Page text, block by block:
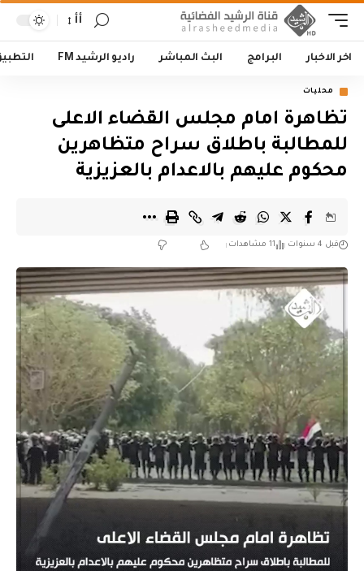
أأ
اخر الاخبار البرامج البث المباشر راديو الرشيد FM
محليات
تظاهرة امام مجلس القضاء الاعلى
للمطالبة باطلاق سراح متظاهرين
محكوم عليهم بالاعدام بالعزيزية
قبل 4 سنوات 11 مشاهدات